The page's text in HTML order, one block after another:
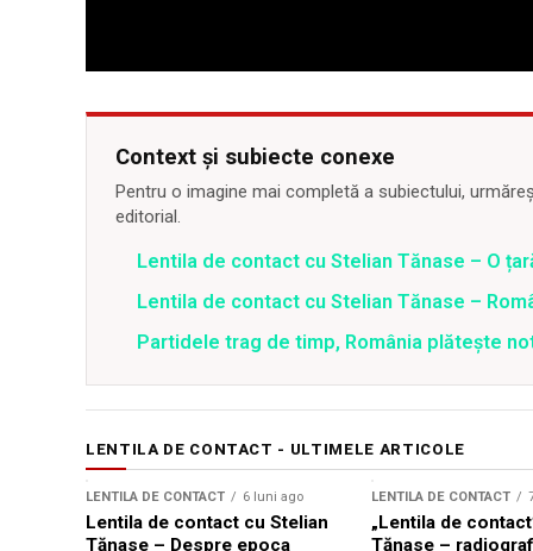
Context și subiecte conexe
Pentru o imagine mai completă a subiectului,
editorial.
Lentila de contact cu Stelian Tănase – O
Lentila de contact cu Stelian Tănase –
Partidele trag de timp, România plătește
LENTILA DE CONTACT - ULTIMELE ARTICOLE
LENTILA DE CONTACT 6 luni ago
Lentila de contact cu Stelian
Tănase – Despre epoca
LENTILA DE CONTACT
„Lentila de
Tănase –